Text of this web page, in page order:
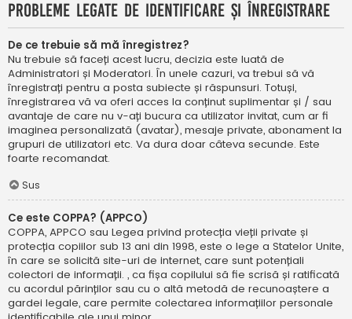
Probleme legate de identificare și înregistrare
De ce trebuie să mă înregistrez?
Nu trebuie să faceți acest lucru, decizia este luată de
Administratori și Moderatori. În unele cazuri, va trebui să vă
înregistrați pentru a posta subiecte și răspunsuri. Totuși,
înregistrarea vă va oferi acces la conținut suplimentar și / sau
avantaje de care nu v-ați bucura ca utilizator invitat, cum ar fi
imaginea personalizată (avatar), mesaje private, abonament la
grupuri de utilizatori etc. Va dura doar câteva secunde. Este
foarte recomandat.
Sus
Ce este COPPA? (APPCO)
COPPA, APPCO sau Legea privind protecția vieții private și
protecția copiilor sub 13 ani din 1998, este o lege a Statelor Unite,
în care se solicită site-uri de internet, care sunt potențiali
colectori de informații. , ca fișa copilului să fie scrisă și ratificată
cu acordul părinților sau cu o altă metodă de recunoaștere a
gardei legale, care permite colectarea informațiilor personale